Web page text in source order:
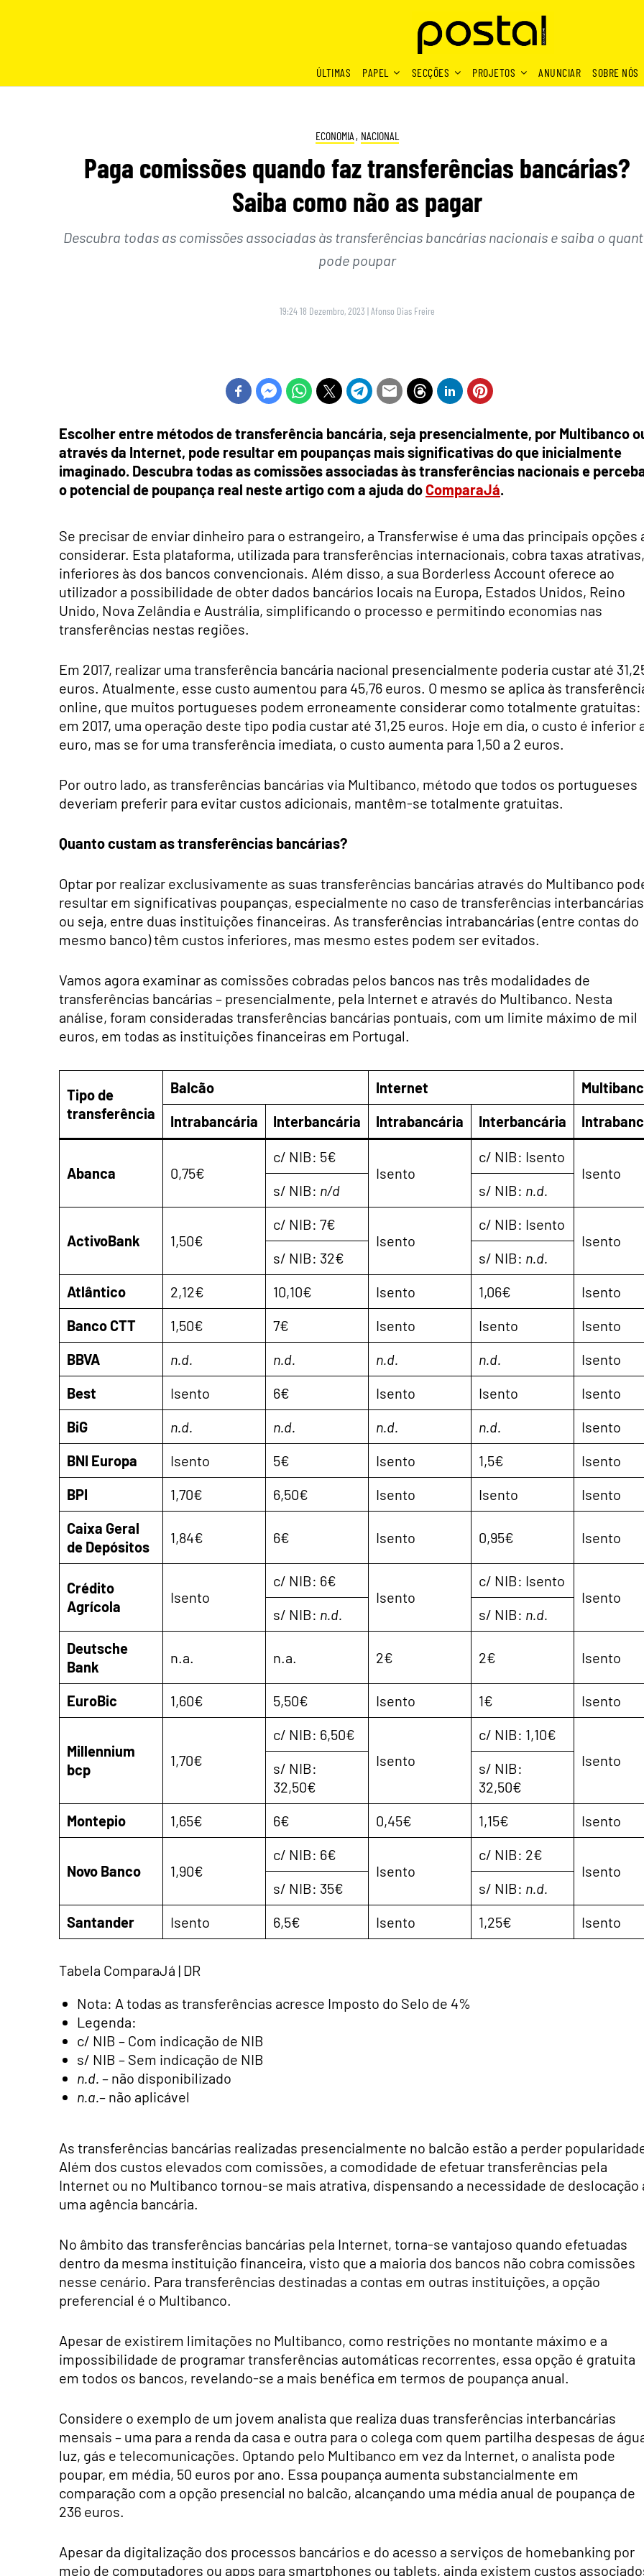
ÚLTIMAS
PAPEL SECÇÕES PROJETOS ANUNCIAR SOBRE NÓS
ECONOMIA , NACIONAL
Paga comissões quando faz transferências bancárias?
Saiba como não as pagar
Descubra todas as comissões associadas às transferências bancárias nacionais e saiba o
pode poupar
19:24 18 Dezembro, 2023 |Afonso Dias Freire
Escolher entre métodos de transferência bancária, seja presencialmente, por Multibanco
através da Internet, pode resultar em poupanças mais significativas do que inicialmente
imaginado. Descubra todas as comissões associadas às transferências nacionais e
o potencial de poupança real neste artigo com a ajuda do ComparaJá.
Se precisar de enviar dinheiro para o estrangeiro, a Transferwise é uma das principais opções
considerar. Esta plataforma, utilizada para transferências internacionais, cobra taxas atrativas,
inferiores às dos bancos convencionais. Além disso, a sua Borderless Account oferece ao
utilizador a possibilidade de obter dados bancários locais na Europa, Estados Unidos, Reino
Unido, Nova Zelândia e Austrália, simplificando o processo e permitindo economias nas
transferências nestas regiões.
Em 2017, realizar uma transferência bancária nacional presencialmente poderia custar até
euros. Atualmente, esse custo aumentou para 45,76 euros. O mesmo se aplica às
online, que muitos portugueses podem erroneamente considerar como totalmente gratuitas:
em 2017, uma operação deste tipo podia custar até 31,25 euros. Hoje em dia, o custo é inferior
euro, mas se for uma transferência imediata, o custo aumenta para 1,50 a 2 euros.
Por outro lado, as transferências bancárias via Multibanco, método que todos os portugueses
deveriam preferir para evitar custos adicionais, mantêm-se totalmente gratuitas.
Quanto custam as transferências bancárias?
Optar por realizar exclusivamente as suas transferências bancárias através do Multibanco
resultar em significativas poupanças, especialmente no caso de transferências
ou seja, entre duas instituições financeiras. As transferências intrabancárias (entre contas do
mesmo banco) têm custos inferiores, mas mesmo estes podem ser evitados.
Vamos agora examinar as comissões cobradas pelos bancos nas três modalidades de
transferências bancárias – presencialmente, pela Internet e através do Multibanco. Nesta
análise, foram consideradas transferências bancárias pontuais, com um limite máximo de mil
euros, em todas as instituições financeiras em Portugal.
Tipo de
transferência
Balcão Internet
Intrabancária
Interbancária Intrabancária Interbancária
Abanca 0,75€
c/ NIB: 5€
Isento
c/ NIB: Isento
Isento
s/ NIB: n/d s/ NIB: n.d.
ActivoBank 1,50€
c/ NIB: 7€
Isento
c/ NIB: Isento
Isento
s/ NIB: 32€
s/ NIB: n.d.
Atlântico
2,12€ 10,10€ Isento 1,06€
Isento
Banco CTT
1,50€ 7€ Isento Isento
Isento
BBVA
n.d. n.d. n.d. n.d.
Isento
Best
Isento 6€ Isento Isento
Isento
BiG
n.d. n.d. n.d. n.d.
Isento
BNI Europa
Isento 5€ Isento 1,5€
Isento
BPI
1,70€ 6,50€ Isento Isento
Isento
Caixa Geral
de Depósitos
1,84€ 6€ Isento 0,95€ Isento
Crédito
Agrícola
Isento
c/ NIB: 6€
Isento
c/ NIB: Isento
Isento
s/ NIB: n.d. s/ NIB: n.d.
Deutsche
Bank
n.a. n.a. 2€ 2€ Isento
EuroBic 1,60€ 5,50€ Isento 1€ Isento
Millennium
bcp
1,70€
c/ NIB: 6,50€
Isento
c/ NIB: 1,10€
Isento
s/ NIB:
32,50€
s/ NIB:
32,50€
Montepio
1,65€ 6€ 0,45€ 1,15€ Isento
Novo Banco 1,90€
c/ NIB: 6€
Isento
c/ NIB: 2€
Isento
s/ NIB: 35€
s/ NIB: n.d.
Santander
Isento 6,5€ Isento 1,25€ Isento
Tabela ComparaJá | DR
Nota: A todas as transferências acresce Imposto do Selo de 4%
Legenda:
c/ NIB – Com indicação de NIB
s/ NIB – Sem indicação de NIB
n.d. – não disponibilizado
n.a.– não aplicável
As transferências bancárias realizadas presencialmente no balcão estão a perder
Além dos custos elevados com comissões, a comodidade de efetuar transferências pela
Internet ou no Multibanco tornou-se mais atrativa, dispensando a necessidade de deslocação
uma agência bancária.
No âmbito das transferências bancárias pela Internet, torna-se vantajoso quando efetuadas
dentro da mesma instituição financeira, visto que a maioria dos bancos não cobra comissões
nesse cenário. Para transferências destinadas a contas em outras instituições, a opção
preferencial é o Multibanco.
Apesar de existirem limitações no Multibanco, como restrições no montante máximo e a
impossibilidade de programar transferências automáticas recorrentes, essa opção é gratuita
em todos os bancos, revelando-se a mais benéfica em termos de poupança anual.
Considere o exemplo de um jovem analista que realiza duas transferências interbancárias
mensais – uma para a renda da casa e outra para o colega com quem partilha despesas de
luz, gás e telecomunicações. Optando pelo Multibanco em vez da Internet, o analista pode
poupar, em média, 50 euros por ano. Essa poupança aumenta substancialmente em
comparação com a opção presencial no balcão, alcançando uma média anual de poupança de
236 euros.
Apesar da digitalização dos processos bancários e do acesso a serviços de homebanking por
meio de computadores ou apps para smartphones ou tablets, ainda existem custos